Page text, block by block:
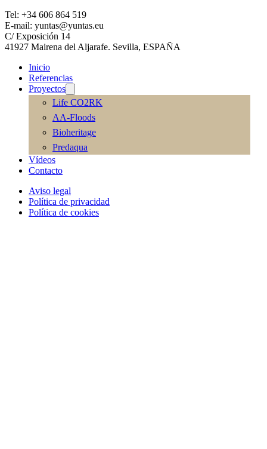
Tel: +34 606 864 519
E-mail: yuntas@yuntas.eu
C/ Exposición 14
41927 Mairena del Aljarafe. Sevilla, ESPAÑA
Inicio
Referencias
Proyectos
Life CO2RK
AA-Floods
Bioheritage
Predaqua
Vídeos
Contacto
Aviso legal
Política de privacidad
Política de cookies